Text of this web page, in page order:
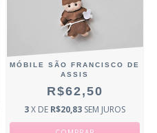
MÓBILE SÃO FRANCISCO DE
ASSIS
R$62,50
3X DE R$20,83 SEM JUROS